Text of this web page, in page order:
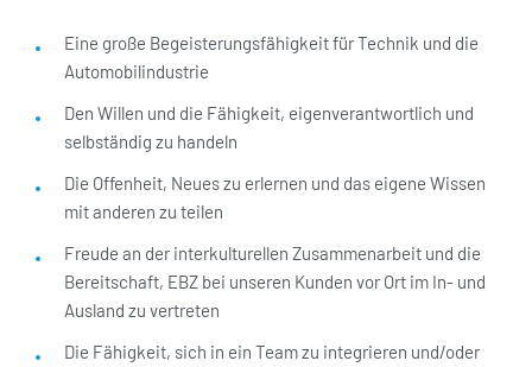
Eine große Begeisterungsfähigkeit für Technik und die
Automobilindustrie
Den Willen und die Fähigkeit, eigenverantwortlich und
selbständig zu handeln
Die Offenheit, Neues zu erlernen und das eigene Wissen
mit anderen zu teilen
Freude an der interkulturellen Zusammenarbeit und die
Bereitschaft, EBZ bei unseren Kunden vor Ort im In- und
Ausland zu vertreten
Die Fähigkeit, sich in ein Team zu integrieren und/oder